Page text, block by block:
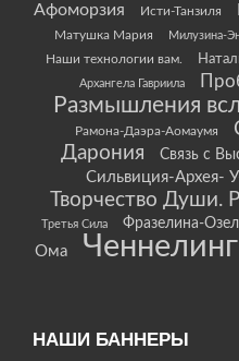
Афоморзия
Исти-Танзиля
Матушка Мария Милузина-
Наши технологии вам.
Архангела Гавриила
Размышления
Рамона-Даэра-Аомаумя
Дарония
Связь с
Сильвиция-Архея-
Творчество Души.
Третья Сила Фразелина-
Ома
Ченнелинг
НАШИ БАННЕРЫ